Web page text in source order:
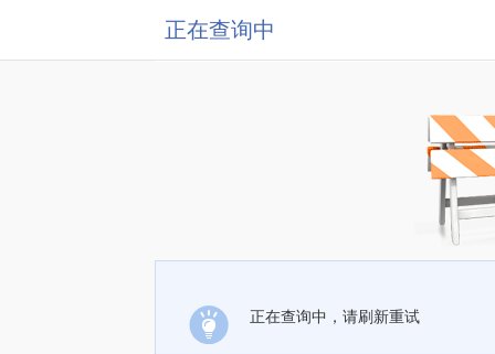
正在查询中
正在查询中，请刷新重试